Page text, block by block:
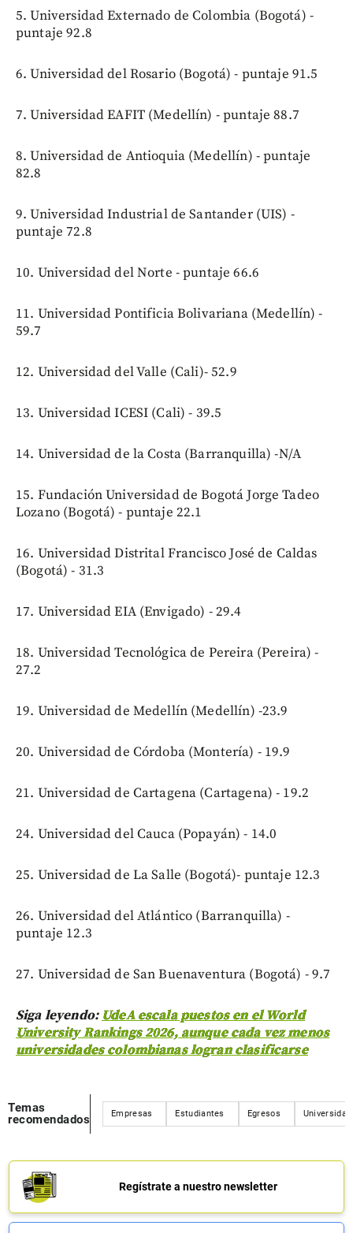
5. Universidad Externado de Colombia (Bogotá) -
puntaje 92.8
6. Universidad del Rosario (Bogotá) - puntaje 91.5
7. Universidad EAFIT (Medellín) - puntaje 88.7
8. Universidad de Antioquia (Medellín) - puntaje
82.8
9. Universidad Industrial de Santander (UIS) -
puntaje 72.8
10. Universidad del Norte - puntaje 66.6
11. Universidad Pontificia Bolivariana (Medellín) -
59.7
12. Universidad del Valle (Cali)- 52.9
13. Universidad ICESI (Cali) - 39.5
14. Universidad de la Costa (Barranquilla) -N/A
15. Fundación Universidad de Bogotá Jorge Tadeo
Lozano (Bogotá) - puntaje 22.1
16. Universidad Distrital Francisco José de Caldas
(Bogotá) - 31.3
17. Universidad EIA (Envigado) - 29.4
18. Universidad Tecnológica de Pereira (Pereira) -
27.2
19. Universidad de Medellín (Medellín) -23.9
20. Universidad de Córdoba (Montería) - 19.9
21. Universidad de Cartagena (Cartagena) - 19.2
24. Universidad del Cauca (Popayán) - 14.0
25. Universidad de La Salle (Bogotá)- puntaje 12.3
26. Universidad del Atlántico (Barranquilla) -
puntaje 12.3
27. Universidad de San Buenaventura (Bogotá) - 9.7
Siga leyendo: UdeA escala puestos en el World
University Rankings 2026, aunque cada vez menos
universidades colombianas logran clasificarse
Temas
recomendados
Empresas Estudiantes Egresos Universidad
Regístrate a nuestro newsletter